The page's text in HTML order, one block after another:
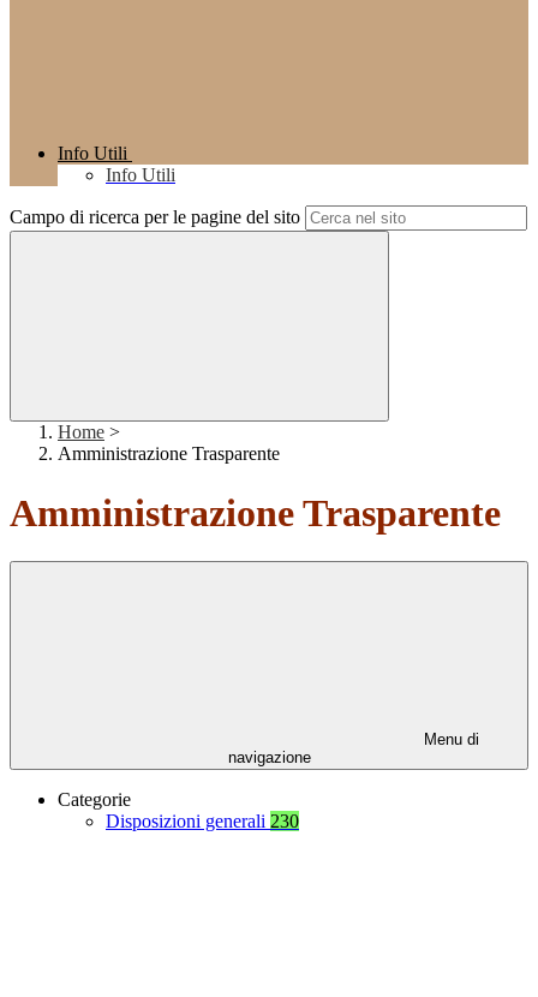
Info Utili
Info Utili
Campo di ricerca per le pagine del sito
Home >
Amministrazione Trasparente
Amministrazione Trasparente
Menu di
navigazione
Categorie
Disposizioni generali 230